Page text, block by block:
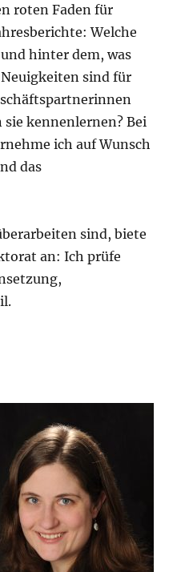
roten Faden für
Welche
hinter dem, was
sind für
kennenlernen? Bei
ich auf Wunsch
das
sind, biete
an: Ich prüfe